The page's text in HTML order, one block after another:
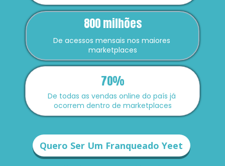
800 milhões
70%
De todas as vendas online do país já
ocorrem dentro de marketplaces
De acessos mensais nos maiores
marketplaces
Quero Ser Um Franqueado Yeet